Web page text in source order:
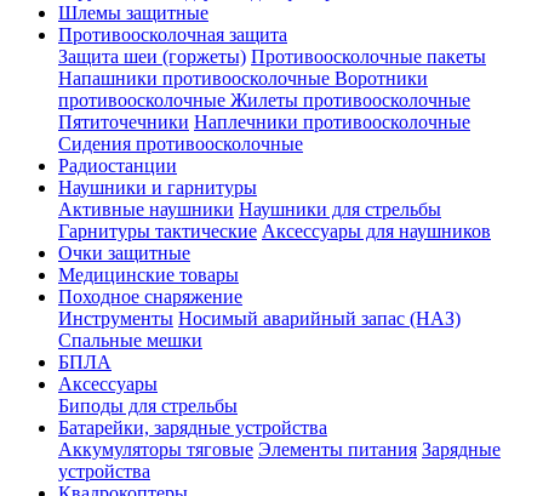
Шлемы защитные
Противоосколочная защита
Защита шеи (горжеты) Противоосколочные пакеты
Напашники противоосколочные Воротники
противоосколочные Жилеты противоосколочные
Пятиточечники Наплечники противоосколочные
Сидения противоосколочные
Радиостанции
Наушники и гарнитуры
Активные наушники Наушники для стрельбы
Гарнитуры тактические Аксессуары для наушников
Очки защитные
Медицинские товары
Походное снаряжение
Инструменты Носимый аварийный запас (НАЗ)
Спальные мешки
БПЛА
Аксессуары
Биподы для стрельбы
Батарейки, зарядные устройства
Аккумуляторы тяговые Элементы питания Зарядные
устройства